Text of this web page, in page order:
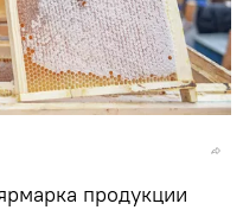
продукции